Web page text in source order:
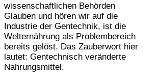
wissenschaftlichen Behörden
Glauben und hören wir auf die
Industrie der Gentechnik, ist die
Welternährung als Problembereich
bereits gelöst. Das Zauberwort hier
lautet: Gentechnisch veränderte
Nahrungsmittel.